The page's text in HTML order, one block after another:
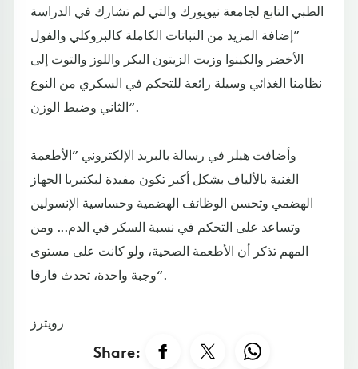
الطبي التابع لجامعة نيويورك والتي لم تشارك في الدراسة
”إضافة المزيد من النباتات الكاملة كالبروكلي والفول
الأخضر والكينوا وزيت الزيتون البكر واللوز والتوت إلى
نظامنا الغذائي وسيلة رائعة للتحكم في السكري من النوع
الثاني وضبط الوزن“.
وأضافت هيلر في رسالة بالبريد الإلكتروني ”الأطعمة
الغنية بالألياف بشكل أكبر تكون مفيدة لبكتيريا الجهاز
الهضمي وتحسن الوظائف الهضمية وحساسية الإنسولين
وتساعد على التحكم في نسبة السكر في الدم... ومن
المهم تذكر أن الأطعمة الصحية، ولو كانت على مستوى
وجبة واحدة، تحدث فارقا“.
رويترز
Share: